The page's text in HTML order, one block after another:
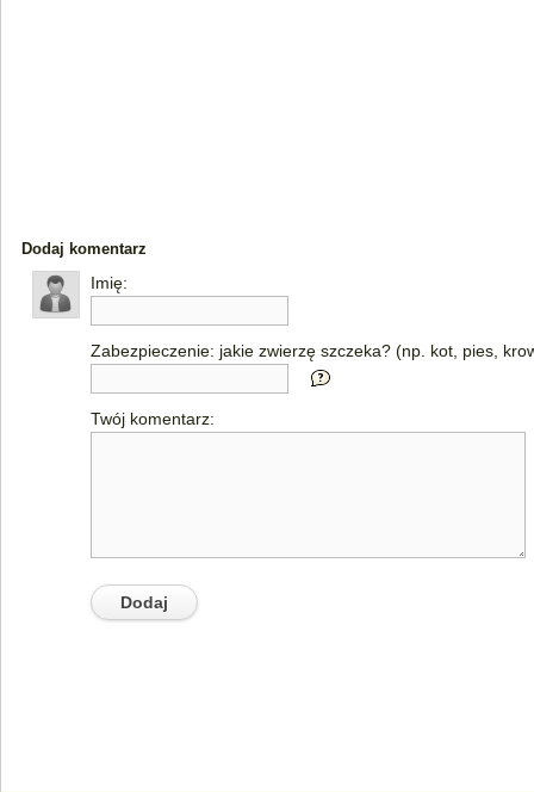
Dodaj komentarz
Imię:
Zabezpieczenie: jakie zwierzę szczeka? (np. kot, pies,
Twój komentarz: